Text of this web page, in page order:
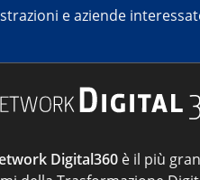
e aziende
Digital360 è il più